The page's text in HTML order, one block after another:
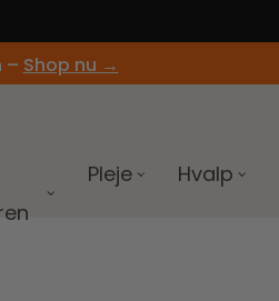
– Shop nu →
Pleje Hvalp